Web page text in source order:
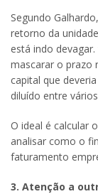
Segundo
retorno da
está indo
mascarar o prazo
capital que
diluído entre
O ideal é calcular
analisar como o
faturamento
3. Atenção a